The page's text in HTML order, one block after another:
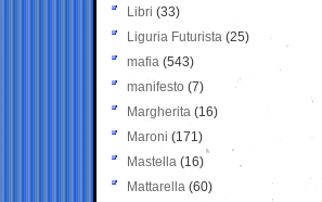
Libri (33)
Liguria Futurista (25)
mafia (543)
manifesto (7)
Margherita (16)
Maroni (171)
Mastella (16)
Mattarella (60)